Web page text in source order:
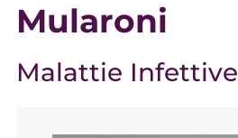
Mularoni
Malattie Infettive